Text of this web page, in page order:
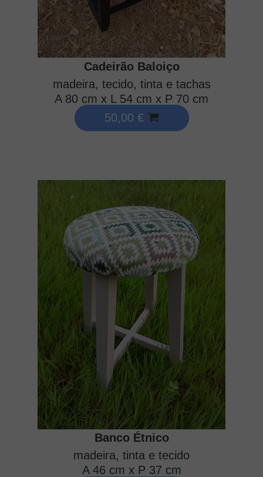
Banco Étnico
madeira, tinta e tecido
A 46 cm x P 37 cm
Cadeirão Baloiço
madeira, tecido, tinta e tachas
A 80 cm x L 54 cm x P 70 cm
50,00 €